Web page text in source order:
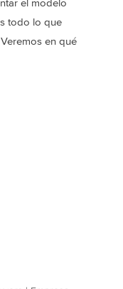
el modelo
todo lo que
en qué